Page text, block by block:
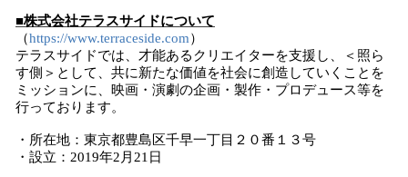
■株式会社テラスサイドについて
（https://www.terraceside.com）
テラスサイドでは、才能あるクリエイターを支援し、＜照ら
す側＞として、共に新たな価値を社会に創造していくことを
ミッションに、映画・演劇の企画・製作・プロデュース等を
行っております。
・所在地：東京都豊島区千早一丁目２０番１３号
・設立：2019年2月21日